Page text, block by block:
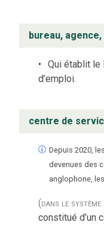
bureau,
Qui établit
d’emploi.
centre de
Depuis 2020,
devenues des
anglophone,
(dans le système
constitué d’un